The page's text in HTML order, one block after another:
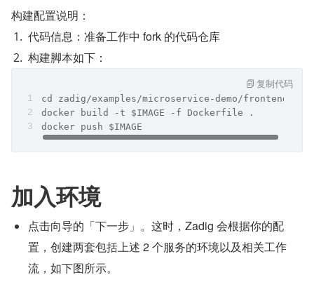
构建配置说明：
代码信息：准备工作中 fork 的代码仓库
构建脚本如下：
cd zadig/examples/microservice-demo/frontend
docker build -t $IMAGE -f Dockerfile .
docker push $IMAGE
复制代码
加入环境
点击向导的「下一步」。这时，Zadig 会根据你的配
置，创建两套包括上述 2 个服务的环境以及相关工作
流，如下图所示。